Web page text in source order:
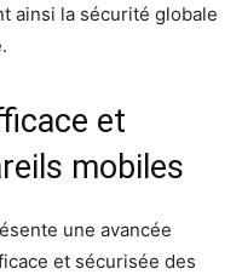
ainsi la sécurité globale
et
mobiles
une avancée
et sécurisée des